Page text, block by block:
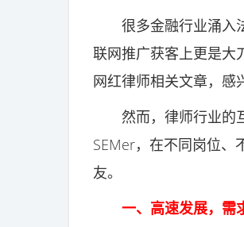
很多金融行业涌入法
联网推广获客上更是大
网红律师相关文章，感
然而，律师行业的互
SEMer，在不同岗位、
友。
一、高速发展，需